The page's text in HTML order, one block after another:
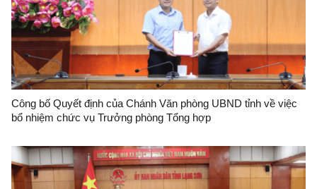
Công bố Quyết định của Chánh Văn phòng UBND tỉnh về việc
bổ nhiệm chức vụ Trưởng phòng Tổng hợp